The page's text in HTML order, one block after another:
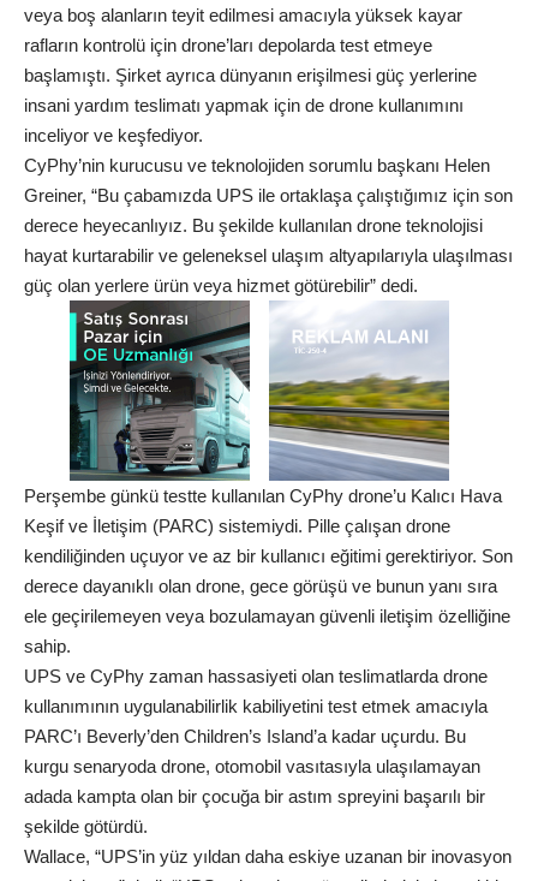
veya boş alanların teyit edilmesi amacıyla yüksek kayar
rafların kontrolü için drone’ları depolarda test etmeye
başlamıştı. Şirket ayrıca dünyanın erişilmesi güç yerlerine
insani yardım teslimatı yapmak için de drone kullanımını
inceliyor ve keşfediyor.
CyPhy’nin kurucusu ve teknolojiden sorumlu başkanı Helen
Greiner, “Bu çabamızda UPS ile ortaklaşa çalıştığımız için son
derece heyecanlıyız. Bu şekilde kullanılan drone teknolojisi
hayat kurtarabilir ve geleneksel ulaşım altyapılarıyla ulaşılması
güç olan yerlere ürün veya hizmet götürebilir” dedi.
Perşembe günkü testte kullanılan CyPhy drone’u Kalıcı Hava
Keşif ve İletişim (PARC) sistemiydi. Pille çalışan drone
kendiliğinden uçuyor ve az bir kullanıcı eğitimi gerektiriyor. Son
derece dayanıklı olan drone, gece görüşü ve bunun yanı sıra
ele geçirilemeyen veya bozulamayan güvenli iletişim özelliğine
sahip.
UPS ve CyPhy zaman hassasiyeti olan teslimatlarda drone
kullanımının uygulanabilirlik kabiliyetini test etmek amacıyla
PARC’ı Beverly’den Children’s Island’a kadar uçurdu. Bu
kurgu senaryoda drone, otomobil vasıtasıyla ulaşılamayan
adada kampta olan bir çocuğa bir astım spreyini başarılı bir
şekilde götürdü.
Wallace, “UPS’in yüz yıldan daha eskiye uzanan bir inovasyon